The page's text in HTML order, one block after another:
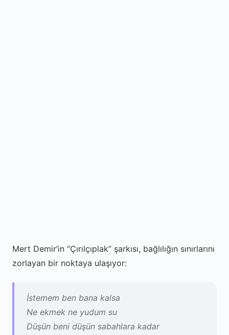
Mert Demir’in “Çırılçıplak” şarkısı, bağlılığın sınırlarını
zorlayan bir noktaya ulaşıyor:
İstemem ben bana kalsa
Ne ekmek ne yudum su
Düşün beni düşün sabahlara kadar